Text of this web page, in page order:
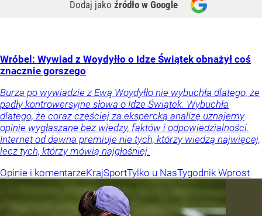
Dodaj jako źródło w Google
Wróbel: Wywiad z Woydyłło o Idze Świątek obnażył coś
znacznie gorszego
Burza po wywiadzie z Ewą Woydyłło nie wybuchła dlatego, że
padły kontrowersyjne słowa o Idze Świątek. Wybuchła
dlatego, że coraz częściej za ekspercką analizę uznajemy
opinie wygłaszane bez wiedzy, faktów i odpowiedzialności.
Internet od dawna premiuje nie tych, którzy wiedzą najwięcej,
lecz tych, którzy mówią najgłośniej.
Opinie i komentarzeKrajSportTylko u NasTygodnik Wprost